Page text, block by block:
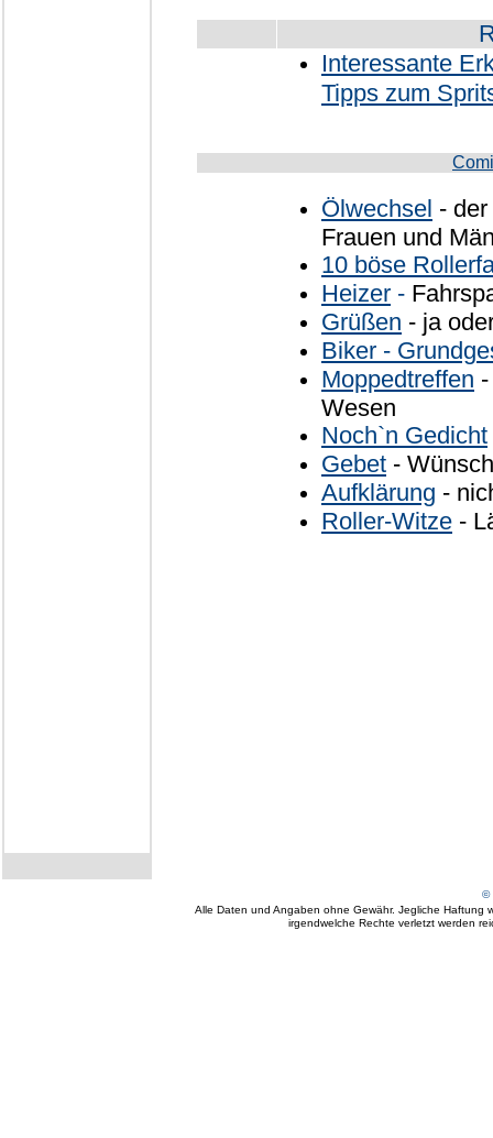
Interessante
Tipps zum
Ölwechsel -
Frauen und
10 böse
Heizer -
Grüßen - ja
Biker -
Moppedtreffen
Wesen
Noch`n Gedicht
Gebet -
Aufklärung -
Roller-Witze -
©
Alle Daten und Angaben ohne Gewähr. Jegliche Haftung
irgendwelche Rechte verletzt werden